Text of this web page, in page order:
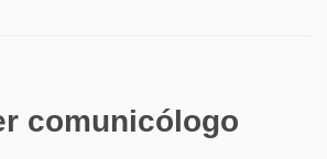
comunicólogo